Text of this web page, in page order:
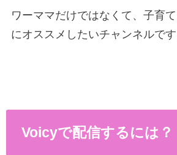
ワーママだけではなくて、子育
にオススメしたいチャンネルです
Voicyで配信するには？